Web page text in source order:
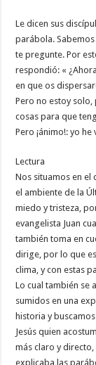
Le dicen sus
parábola.
te pregunte. Por
respondió: «
en que os
Pero no estoy solo,
cosas para que
Pero ¡ánimo!: yo
Lectura
Nos situamos en el
el ambiente de la
miedo y tristeza,
evangelista Juan
también toma en
dirige, por lo que
clima, y con estas
Lo cual también se
sumidos en una
historia y
Jesús quien
más claro y
explicaba las